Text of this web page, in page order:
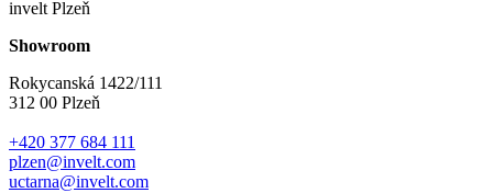
invelt Plzeň
Showroom
Rokycanská 1422/111
312 00 Plzeň
+420 377 684 111
plzen@invelt.com
uctarna@invelt.com